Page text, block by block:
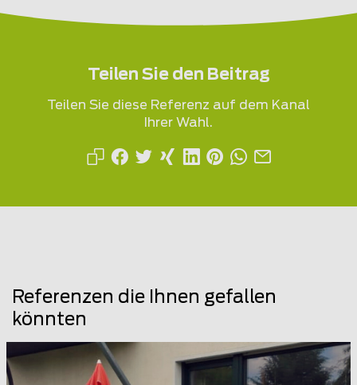
Teilen Sie den Beitrag
Teilen Sie diese Referenz auf dem Kanal
Ihrer Wahl.
Referenzen die Ihnen gefallen
könnten